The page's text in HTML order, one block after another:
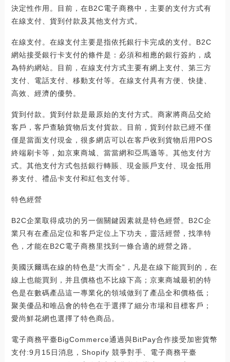
決定性作用。目前，在B2C電子商務中，主要的支付方式有
在線支付、貨到付款及其他支付方式。
在線支付。在線支付主要是指依托銀行卡完成的支付。B2C
網站接受銀行卡支付的條件是：必須和相應的銀行簽約，成
為特約網站。目前，在線支付方式主要有網上支付、第三方
支付、電話支付、移動支付等。在線支付具有方便、快捷、
高效、經濟的優勢。
貨到付款。貨到付款是最原始的支付方式。商家將商品交給
客戶，客戶查驗貨物后支付貨款。目前，貨到付款已經不僅
僅是當面支付現金，很多網店可以在客戶收到貨物后用POS
終端刷卡等，如京東商城、當當網和亞馬遜等。其他支付方
式。其他支付方式包括銀行轉賬、現金賬戶支付、現金抵用
券支付、禮品卡支付和紅包支付等。
特色經營
B2C企業取得成功的另一個關鍵因素就是特色經營。B2C企
業只有在產品定位和客戶定位上下功夫，靈活經營，找準特
色，才能在B2C電子商務里找到一條合適的經營之路。
美國沃爾瑪在線的特色是“大而全”，凡是在線下能買到的，在
線上也能買到，并且價格也不比線下高；京東商城最初的特
色是在數碼產品這一專業化的領域做到了產品全和價格低；
聚美優品和唯品會的特色在于選擇了細分市場和目標客戶；
愛尚鮮花網也選擇了特色商品。
電子商務平臺BigCommerce通過與BitPay合作接受加密貨幣
支付:9月15日消息，Shopify 競爭對手、電子商務平臺